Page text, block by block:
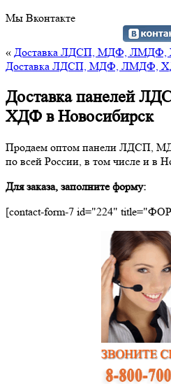
Мы Вконтакте
« Доставка ЛДСП, МДФ, ЛМДФ,
Доставка ЛДСП, МДФ, ЛМДФ,
Доставка панелей
ХДФ в Новосибирск
Продаем оптом панели ЛДСП,
по всей России, в том числе и в
Для заказа, заполните форму:
[contact-form-7 id="224"